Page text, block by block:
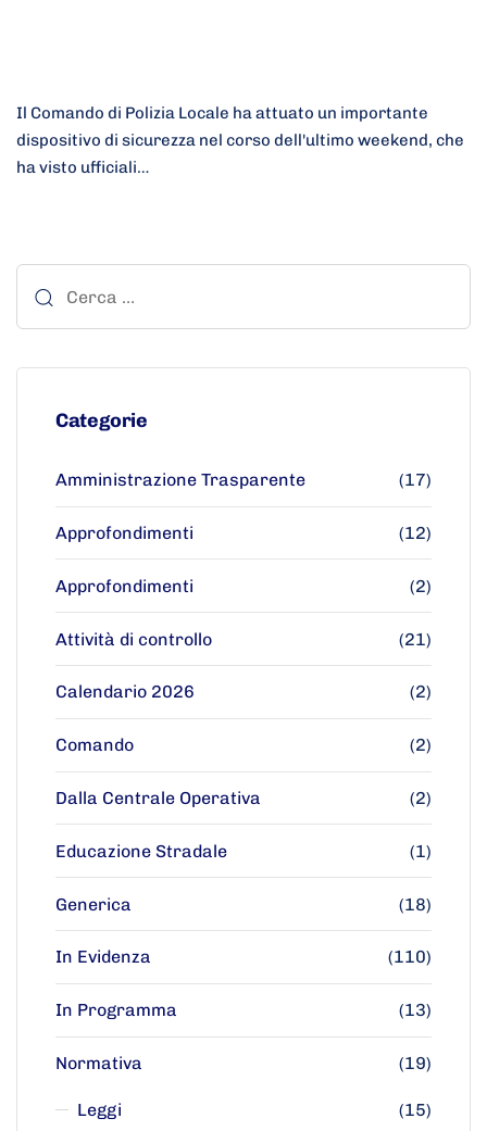
Il Comando di Polizia Locale ha attuato un importante
dispositivo di sicurezza nel corso dell'ultimo weekend, che
ha visto ufficiali…
Categorie
Amministrazione Trasparente (17)
Approfondimenti (12)
Approfondimenti (2)
Attività di controllo (21)
Calendario 2026 (2)
Comando (2)
Dalla Centrale Operativa (2)
Educazione Stradale (1)
Generica (18)
In Evidenza (110)
In Programma (13)
Normativa (19)
Leggi (15)